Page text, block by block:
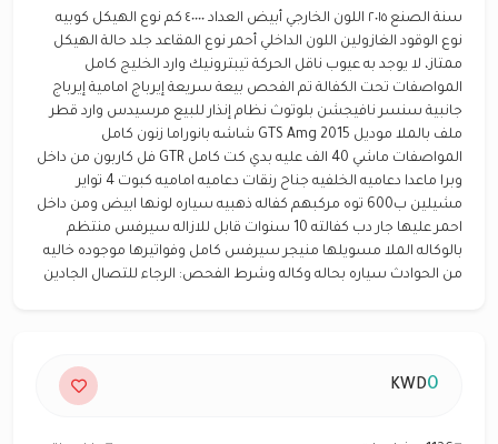
سنة الصنع ٢٠١٥ اللون الخارجي أبيض العداد ٤٠٠٠٠ كم نوع الهيكل كوبيه
نوع الوقود الغازولين اللون الداخلي أحمر نوع المقاعد جلد حالة الهيكل
ممتاز، لا يوجد به عيوب ناقل الحركة تيبترونيك وارد الخليج كامل
المواصفات تحت الكفالة تم الفحص بيعة سريعة إيرباج امامية إيرباج
جانبية سنسر نافيجشن بلوتوث نظام إنذار للبيع مرسيدس وارد قطر
ملف بالملا موديل 2015 GTS Amg شاشه بانوراما زنون كامل
المواصفات ماشي 40 الف عليه بدي كت كامل GTR فل كاربون من داخل
وبرا ماعدا دعاميه الخلفيه جناح رنقات دعاميه اماميه كبوت 4 تواير
مشيلين ب600 توه مركبهم كفاله ذهبيه سياره لونها ابيض ومن داخل
احمر عليها جار دب كفالته 10 سنوات قابل للازاله سيرفس منتظم
بالوكاله الملا مسويلها منيجر سيرفس كامل وفواتيرها موجوده خاليه
من الحوادث سياره بحاله وكاله وشرط الفحص: الرجاء للتصال الجادين
0
KWD